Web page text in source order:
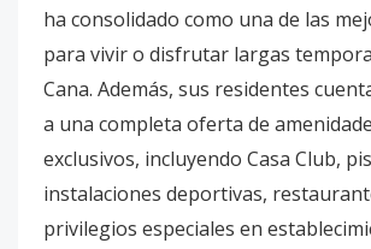
ha consolidado como una de las
para vivir o disfrutar largas
Cana. Además, sus residentes
a una completa oferta de
exclusivos, incluyendo Casa Club,
instalaciones deportivas,
privilegios especiales en